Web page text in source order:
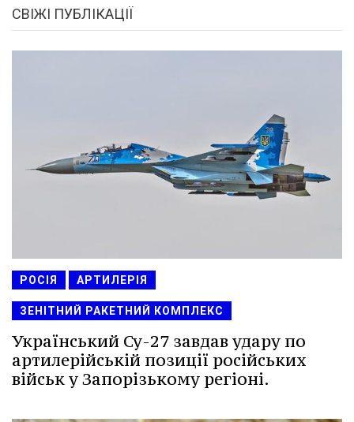
СВІЖІ ПУБЛІКАЦІЇ
РОСІЯ АРТИЛЕРІЯ
ЗЕНІТНИЙ РАКЕТНИЙ КОМПЛЕКС
Український Су-27 завдав удару по
артилерійській позиції російських
військ у Запорізькому регіоні.